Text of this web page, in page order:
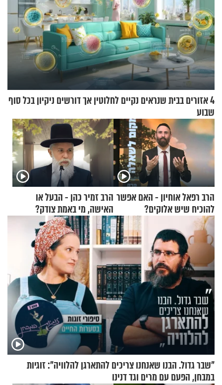
4 אזורים בבית שנראים נקיים לחלוטין אך דורשים ניקיון בכל סוף
שבוע
הרב רפאל אוחיון - האם אפשר
להוכיח שיש אלוקים?
הרב זמיר כהן - הבעל או
האישה, מי באמת צודק?
"שבר גדול. הבנו שאנחנו צריכים להתארגן להלוויה": זוגיות
במבחן, הפעם עם מרים וגד דנינו